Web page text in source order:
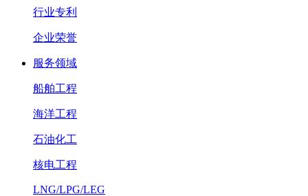
行业专利
企业荣誉
服务领域
船舶工程
海洋工程
石油化工
核电工程
LNG/LPG/LEG